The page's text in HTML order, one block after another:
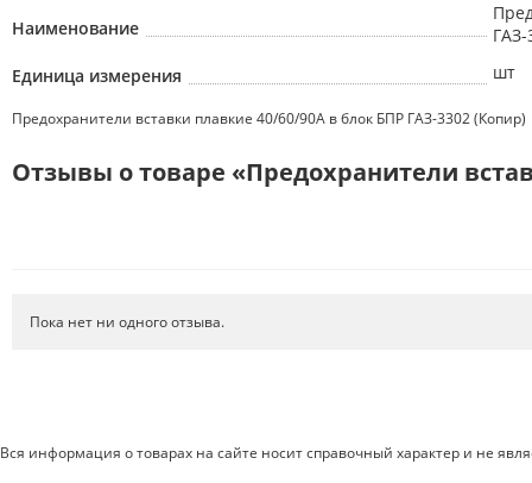
Наименование
Единица измерения
шт
Предохранители вставки плавкие 40/60/90А в блок БПР ГАЗ-3302 (Копир)
Отзывы о товаре «Предохранители
Пока нет ни одного отзыва.
Вся информация о товарах на сайте носит справочный характер и не